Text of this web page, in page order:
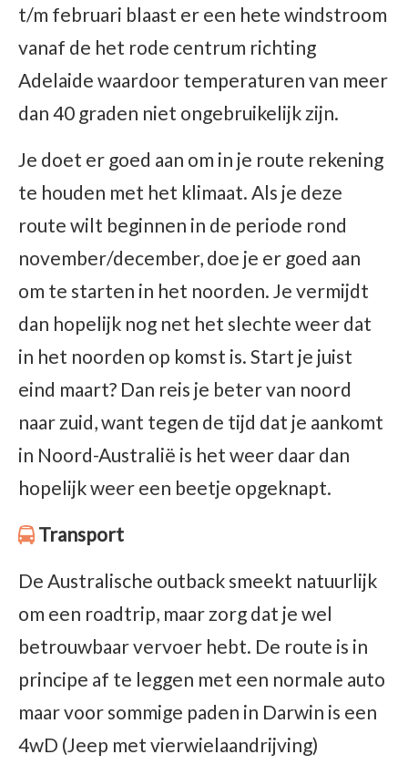
t/m februari blaast er een hete windstroom
vanaf de het rode centrum richting
Adelaide waardoor temperaturen van meer
dan 40 graden niet ongebruikelijk zijn.
Je doet er goed aan om in je route rekening
te houden met het klimaat. Als je deze
route wilt beginnen in de periode rond
november/december, doe je er goed aan
om te starten in het noorden. Je vermijdt
dan hopelijk nog net het slechte weer dat
in het noorden op komst is. Start je juist
eind maart? Dan reis je beter van noord
naar zuid, want tegen de tijd dat je aankomt
in Noord-Australië is het weer daar dan
hopelijk weer een beetje opgeknapt.
Transport
De Australische outback smeekt natuurlijk
om een roadtrip, maar zorg dat je wel
betrouwbaar vervoer hebt. De route is in
principe af te leggen met een normale auto
maar voor sommige paden in Darwin is een
4wD (Jeep met vierwielaandrijving)